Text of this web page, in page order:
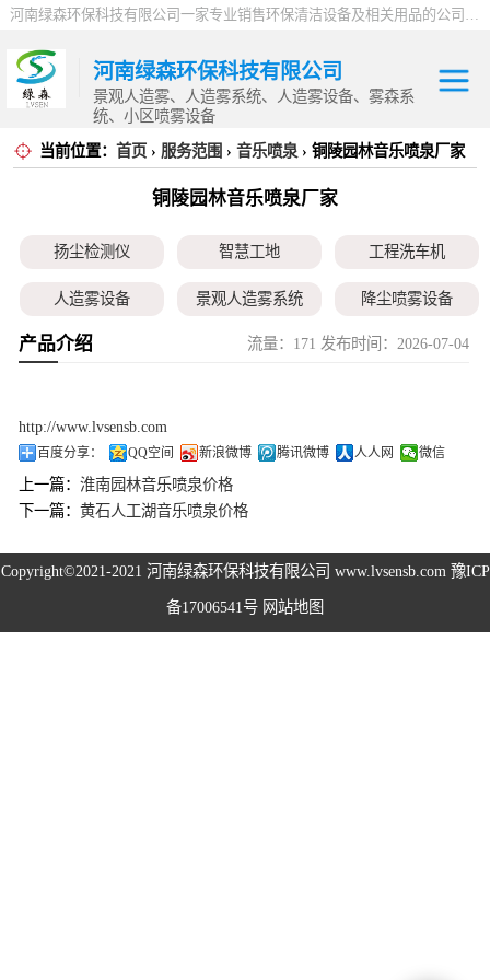
河南绿森环保科技有限公司一家专业销售环保清洁设备及相关用品的公司，产品包括：音乐喷泉、雾森系统、人造雾设备、景观人造雾、人造雾系统、小区喷雾设备、高压喷雾降尘设备、料仓喷雾除尘系统、喷雾降温加湿设备、郑州喷雾消毒设备，等八大系列上百个品种。
河南绿森环保科技有限公司
景观人造雾、人造雾系统、人造雾设备、雾森系
统、小区喷雾设备
当前位置： 首页 › 服务范围 › 音乐喷泉 › 铜陵园林音乐喷泉厂家
铜陵园林音乐喷泉厂家
扬尘检测仪 智慧工地 工程洗车机
人造雾设备 景观人造雾系统 降尘喷雾设备
小区喷雾设备 高空除尘雾桩 广场音乐喷泉
产品介绍 流量：171 发布时间：2026-07-04
http://www.lvsensb.com
百度分享： QQ空间 新浪微博 腾讯微博 人人网 微信
上一篇：淮南园林音乐喷泉价格
下一篇：黄石人工湖音乐喷泉价格
Copyright©2021-2021 河南绿森环保科技有限公司 www.lvsensb.com 豫ICP
备17006541号 网站地图
扬尘检测仪
工程洗车机
景观人造雾系统
降尘喷雾设备
小区喷雾设备
广场音乐喷泉
音乐喷泉